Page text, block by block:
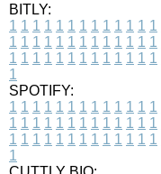
BITLY:
1 1 1 1 1 1 1 1 1 1 1 1 1
1 1 1 1 1 1 1 1 1 1 1 1 1
1 1 1 1 1 1 1 1 1 1 1 1 1
1
SPOTIFY:
1 1 1 1 1 1 1 1 1 1 1 1 1
1 1 1 1 1 1 1 1 1 1 1 1 1
1 1 1 1 1 1 1 1 1 1 1 1 1
1